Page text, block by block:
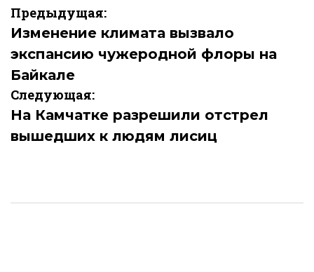
Навигация
по
записям
Предыдущая:
Изменение климата вызвало
экспансию чужеродной флоры на
Байкале
Следующая:
На Камчатке разрешили отстрел
вышедших к людям лисиц